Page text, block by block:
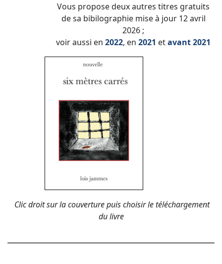
Vous propose deux autres titres gratuits
de sa bibilographie mise à jour 12 avril
2026 ;
voir aussi en 2022, en 2021 etavant 2021
Clic droit sur la couverture puis choisir le téléchargement
du livre